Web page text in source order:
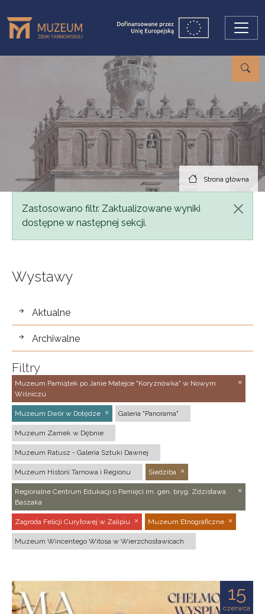
Strona główna
Komunikat
Zastosowano filtr. Zaktualizowane wyniki
dostępne w następnej sekcji.
Wystawy
wystawy
Aktualne
Archiwalne
Filtry
Muzeum Pamiątek po Janie Matejce "Koryznówka" w Nowym
Wiśniczu
Muzeum Dwór w Dołędze Galeria "Panorama"
Muzeum Zamek w Dębnie
Muzeum Ratusz - Galeria Sztuki Dawnej
Muzeum Historii Tarnowa i Regionu Siedziba
Regionalne Centrum Edukacji o Pamięci im. gen. bryg. Zdzisława
Baszaka
Zagroda Felicji Curyłowej w Zalipiu Muzeum Etnograficzne
Muzeum Wincentego Witosa w Wierzchosławicach
15
czerwca